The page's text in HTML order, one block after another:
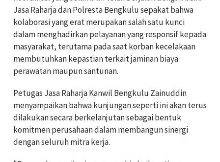
Jasa Raharja dan Polresta Bengkulu sepakat bahwa
kolaborasi yang erat merupakan salah satu kunci
dalam menghadirkan pelayanan yang responsif kepada
masyarakat, terutama pada saat korban kecelakaan
membutuhkan kepastian terkait jaminan biaya
perawatan maupun santunan.
Petugas Jasa Raharja Kanwil Bengkulu Zainuddin
menyampaikan bahwa kunjungan seperti ini akan terus
dilakukan secara berkelanjutan sebagai bentuk
komitmen perusahaan dalam membangun sinergi
dengan seluruh mitra kerja.